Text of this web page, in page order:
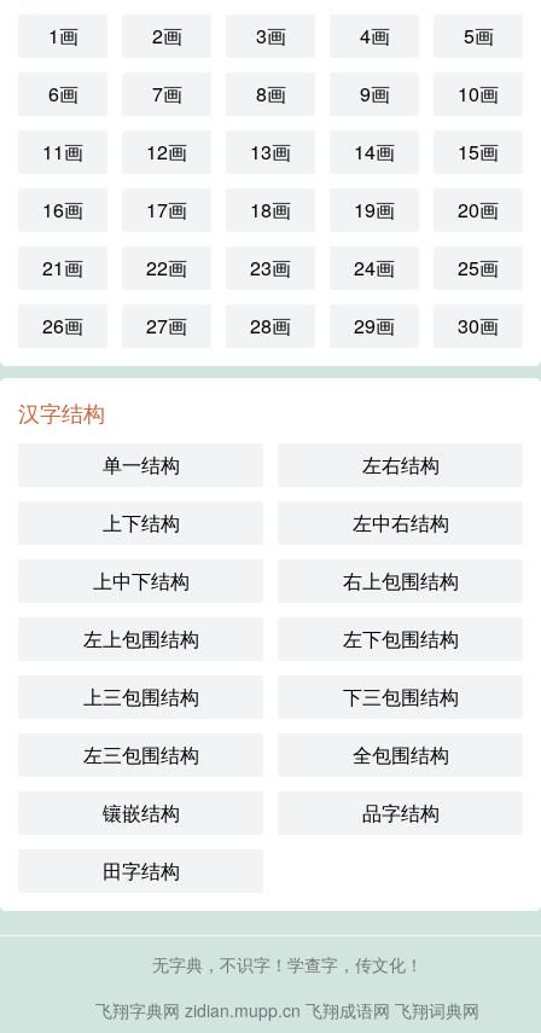
1画 2画 3画 4画 5画
6画 7画 8画 9画 10画
11画 12画 13画 14画 15画
16画 17画 18画 19画 20画
21画 22画 23画 24画 25画
26画 27画 28画 29画 30画
汉字结构
单一结构 左右结构
上下结构 左中右结构
上中下结构 右上包围结构
左上包围结构 左下包围结构
上三包围结构 下三包围结构
左三包围结构 全包围结构
镶嵌结构 品字结构
田字结构
无字典，不识字！学查字，传文化！
飞翔字典网 zidian.mupp.cn 飞翔成语网 飞翔词典网